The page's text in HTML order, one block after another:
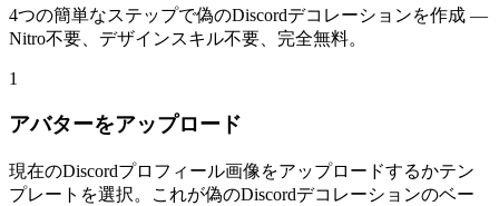
4つの簡単なステップで偽のDiscordデコレーションを作成 —
Nitro不要、デザインスキル不要、完全無料。
1
アバターをアップロード
現在のDiscordプロフィール画像をアップロードするかテン
プレートを選択。これが偽のDiscordデコレーションのベー